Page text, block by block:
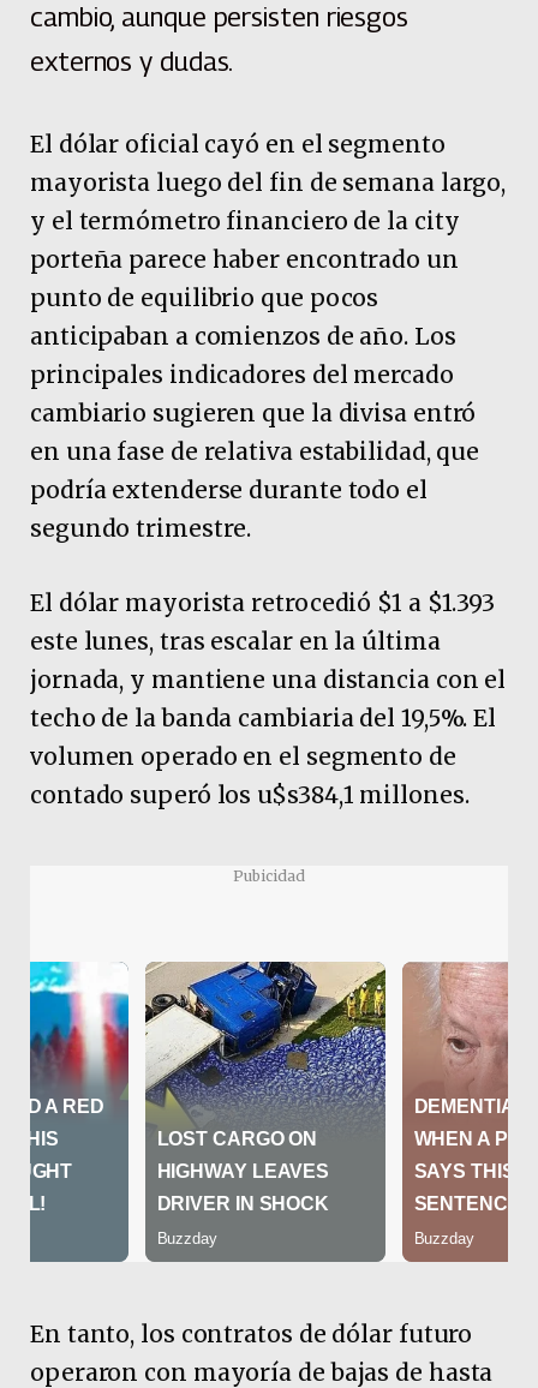
cambio, aunque persisten riesgos
externos y dudas.
El dólar oficial cayó en el segmento
mayorista luego del fin de semana largo,
y el termómetro financiero de la city
porteña parece haber encontrado un
punto de equilibrio que pocos
anticipaban a comienzos de año. Los
principales indicadores del mercado
cambiario sugieren que la divisa entró
en una fase de relativa estabilidad, que
podría extenderse durante todo el
segundo trimestre.
El dólar mayorista retrocedió $1 a $1.393
este lunes, tras escalar en la última
jornada, y mantiene una distancia con el
techo de la banda cambiaria del 19,5%. El
volumen operado en el segmento de
contado superó los u$s384,1 millones.
Pubicidad
En tanto, los contratos de dólar futuro
operaron con mayoría de bajas de hasta